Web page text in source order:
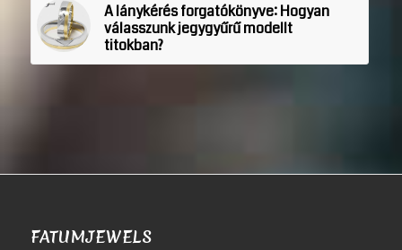
A lánykérés forgatókönyve: Hogyan
válasszunk jegygyűrű modellt
titokban?
FATUMJEWELS